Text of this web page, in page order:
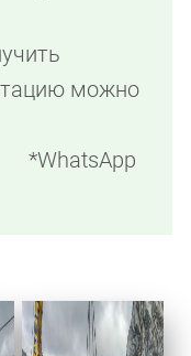
можно
*WhatsApp